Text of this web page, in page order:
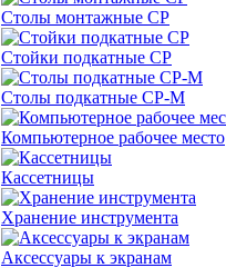
Столы монтажные СР
Стойки подкатные СР
Столы подкатные СР-М
Компьютерное рабочее место
Кассетницы
Хранение инструмента
Аксессуары к экранам